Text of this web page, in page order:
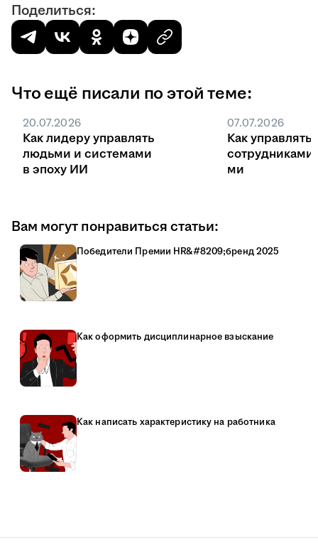
Поделиться:
Что ещё писали по этой теме:
20.07.2026
Как лидеру управлять
людьми и системами
в эпоху ИИ
07.07.2026
Как управлять
ми
Вам могут понравиться статьи:
Победители Премии HR&#8209;бренд 2025
Как оформить дисциплинарное взыскание
Как написать характеристику на работника